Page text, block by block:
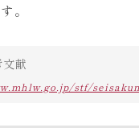
。
献
stf/